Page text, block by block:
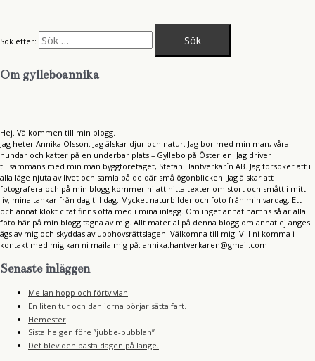
Sök efter:
Om gylleboannika
Hej. Välkommen till min blogg.
Jag heter Annika Olsson. Jag älskar djur och natur. Jag bor med min man, våra
hundar och katter på en underbar plats – Gyllebo på Österlen. Jag driver
tillsammans med min man byggföretaget, Stefan Hantverkar´n AB. Jag försöker att i
alla läge njuta av livet och samla på de där små ögonblicken. Jag älskar att
fotografera och på min blogg kommer ni att hitta texter om stort och smått i mitt
liv, mina tankar från dag till dag. Mycket naturbilder och foto från min vardag. Ett
och annat klokt citat finns ofta med i mina inlägg. Om inget annat nämns så är alla
foto här på min blogg tagna av mig. Allt material på denna blogg om annat ej anges
ägs av mig och skyddas av upphovsrättslagen. Välkomna till mig. Vill ni komma i
kontakt med mig kan ni maila mig på: annika.hantverkaren@gmail.com
Senaste inläggen
Mellan hopp och förtvivlan
En liten tur och dahliorna börjar sätta fart.
Hemester
Sista helgen före ”jubbe-bubblan”
Det blev den bästa dagen på länge.